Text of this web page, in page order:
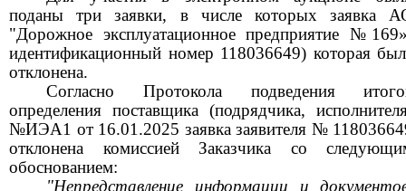
поданы три заявки, в числе которых заявка
"Дорожное эксплуатационное предприятие
идентификационный номер 118036649) которая
отклонена.
Согласно Протокола подведения
определения поставщика (подрядчика,
№ИЭА1 от 16.01.2025 заявка заявителя №
отклонена комиссией Заказчика со
обоснованием:
"Непредставление информации и